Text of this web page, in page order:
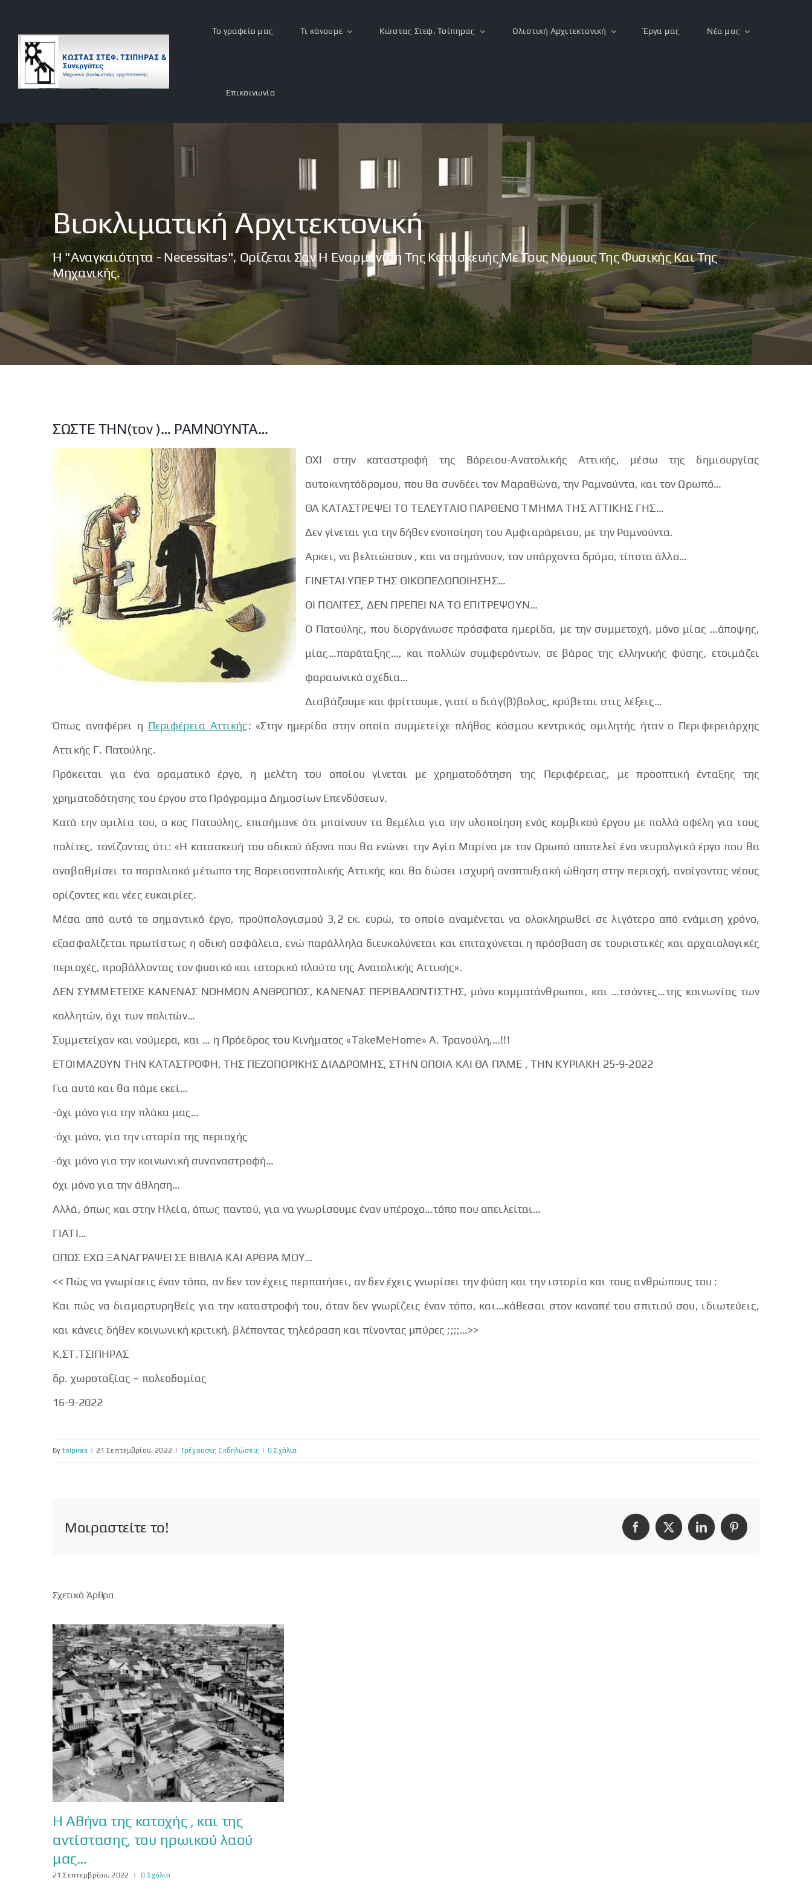
περιεχόμενο
Το γραφείο μας Τι κάνουμε Κώστας Στεφ. Τσίπηρας Ολιστική Αρχιτεκτονική Έργα μας Νέα μας
Επικοινωνία
Βιοκλιματική Αρχιτεκτονική
Η "αναγκαιότητα - Necessitas", Ορίζεται Σαν Η Εναρμόνιση Της Κατασκευής Με Τους Νόμους Της Φυσικής Και Της
Μηχανικής.
ΣΩΣΤΕ ΤΗΝ(τον )… ΡΑΜΝΟΥΝΤΑ…
ΟΧΙ στην καταστροφή της Βόρειου-Ανατολικής Αττικής, μέσω της δημιουργίας
αυτοκινητόδρομου, που θα συνδέει τον Μαραθώνα, την Ραμνούντα, και τον Ωρωπό…
ΘΑ ΚΑΤΑΣΤΡΕΨΕΙ ΤΟ ΤΕΛΕΥΤΑΙΟ ΠΑΡΘΕΝΟ ΤΜΗΜΑ ΤΗΣ ΑΤΤΙΚΗΣ ΓΗΣ…
Δεν γίνεται για την δήθεν ενοποίηση του Αμφιαράρειου, με την Ραμνούντα.
Αρκει, να βελτιώσουν , και να σημάνουν, τον υπάρχοντα δρόμο, τίποτα άλλο…
ΓΙΝΕΤΑΙ ΥΠΕΡ ΤΗΣ ΟΙΚΟΠΕΔΟΠΟΙΗΣΗΣ…
ΟΙ ΠΟΛΙΤΕΣ, ΔΕΝ ΠΡΕΠΕΙ ΝΑ ΤΟ ΕΠΙΤΡΕΨΟΥΝ…
Ο Πατούλης, που διοργάνωσε πρόσφατα ημερίδα, με την συμμετοχή, μόνο μίας …άποψης,
μίας…παράταξης…, και πολλών συμφερόντων, σε βάρος της ελληνικής φύσης, ετοιμάζει
φαραωνικά σχέδια…
Διαβάζουμε και φρίττουμε, γιατί ο διάγ(β)βολος, κρύβεται στις λέξεις…
Όπως αναφέρει η Περιφέρεια Αττικής: «Στην ημερίδα στην οποία συμμετείχε πλήθος κόσμου κεντρικός ομιλητής ήταν ο Περιφερειάρχης
Αττικής Γ. Πατούλης.
Πρόκειται για ένα οραματικό έργο, η μελέτη του οποίου γίνεται με χρηματοδότηση της Περιφέρειας, με προοπτική ένταξης της
χρηματοδότησης του έργου στο Πρόγραμμα Δημοσίων Επενδύσεων.
Κατά την ομιλία του, ο κος Πατούλης, επισήμανε ότι μπαίνουν τα θεμέλια για την υλοποίηση ενός κομβικού έργου με πολλά οφέλη για τους
πολίτες, τονίζοντας ότι: «Η κατασκευή του οδικού άξονα που θα ενώνει την Αγία Μαρίνα με τον Ωρωπό αποτελεί ένα νευραλγικό έργο που θα
αναβαθμίσει το παραλιακό μέτωπο της Βορειοανατολικής Αττικής και θα δώσει ισχυρή αναπτυξιακή ώθηση στην περιοχή, ανοίγοντας νέους
ορίζοντες και νέες ευκαιρίες.
Μέσα από αυτό το σημαντικό έργο, προϋπολογισμού 3,2 εκ. ευρώ, το οποίο αναμένεται να ολοκληρωθεί σε λιγότερο από ενάμιση χρόνο,
εξασφαλίζεται πρωτίστως η οδική ασφάλεια, ενώ παράλληλα διευκολύνεται και επιταχύνεται η πρόσβαση σε τουριστικές και αρχαιολογικές
περιοχές, προβάλλοντας τον φυσικό και ιστορικό πλούτο της Ανατολικής Αττικής».
ΔΕΝ ΣΥΜΜΕΤΕΙΧΕ ΚΑΝΕΝΑΣ ΝΟΗΜΩΝ ΑΝΘΡΩΠΟΣ, ΚΑΝΕΝΑΣ ΠΕΡΙΒΑΛΟΝΤΙΣΤΗΣ, μόνο κομματάνθρωποι, και …τσόντες…της κοινωνίας των
κολλητών, όχι των πολιτών…
Συμμετείχαν και νούμερα, και … η Πρόεδρος του Κινήματος «TakeMeHome» Α. Τρανούλη,…!!!
ΕΤΟΙΜΑΖΟΥΝ ΤΗΝ ΚΑΤΑΣΤΡΟΦΗ, ΤΗΣ ΠΕΖΟΠΟΡΙΚΗΣ ΔΙΑΔΡΟΜΗΣ, ΣΤΗΝ ΟΠΟΙΑ ΚΑΙ ΘΑ ΠΆΜΕ , ΤΗΝ ΚΥΡΙΑΚΗ 25-9-2022
Για αυτό και θα πάμε εκεί…
-όχι μόνο για την πλάκα μας…
-όχι μόνο, για την ιστορία της περιοχής
-όχι μόνο για την κοινωνική συναναστροφή…
όχι μόνο για την άθληση…
Αλλά, όπως και στην Ηλεία, όπως παντού, για να γνωρίσουμε έναν υπέροχο…τόπο που απειλείται…
ΓΙΑΤΙ…
ΟΠΩΣ ΕΧΩ ΞΑΝΑΓΡΑΨΕΙ ΣΕ ΒΙΒΛΙΑ ΚΑΙ ΑΡΘΡΑ ΜΟΥ…
<< Πώς να γνωρίσεις έναν τόπο, αν δεν τον έχεις περπατήσει, αν δεν έχεις γνωρίσει την φύση και την ιστορία και τους ανθρώπους του :
Και πώς να διαμαρτυρηθείς για την καταστροφή του, όταν δεν γνωρίζεις έναν τόπο, και…κάθεσαι στον καναπέ του σπιτιού σου, ιδιωτεύεις,
και κάνεις δήθεν κοινωνική κριτική, βλέποντας τηλεόραση και πίνοντας μπύρες ;;;;…>>
Κ.ΣΤ.ΤΣΙΠΗΡΑΣ
δρ. χωροταξίας – πολεοδομίας
16-9-2022
Bytsipiras | 21 Σεπτεμβρίου, 2022 | Τρέχουσες Εκδηλώσεις | 0 Σχόλια
Μοιραστείτε το! Facebook
X LinkedInPinterest
Σχετικά Άρθρα
Η Αθήνα της κατοχής , και της
αντίστασης, του ηρωικού λαού
μας…
21 Σεπτεμβρίου, 2022 | 0 Σχόλια